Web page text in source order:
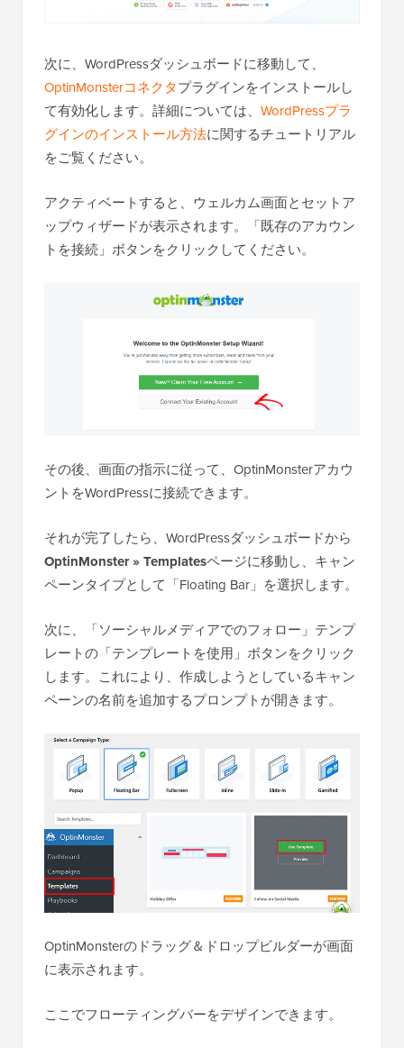
次に、WordPressダッシュボードに移動して、
OptinMonsterコネクタプラグインをインストールし
て有効化します。詳細については、 WordPressプラ
グインのインストール方法に関するチュートリアル
をご覧ください。
アクティベートすると、ウェルカム画面とセットア
ップウィザードが表示されます。「既存のアカウン
トを接続」ボタンをクリックしてください。
その後、画面の指示に従って、OptinMonsterアカウ
ントをWordPressに接続できます。
それが完了したら、WordPressダッシュボードから
OptinMonster » Templatesページに移動し、キャン
ペーンタイプとして「Floating Bar」を選択します。
次に、「ソーシャルメディアでのフォロー」テンプ
レートの「テンプレートを使用」ボタンをクリック
します。これにより、作成しようとしているキャン
ペーンの名前を追加するプロンプトが開きます。
OptinMonsterのドラッグ＆ドロップビルダーが画面
に表示されます。
ここでフローティングバーをデザインできます。